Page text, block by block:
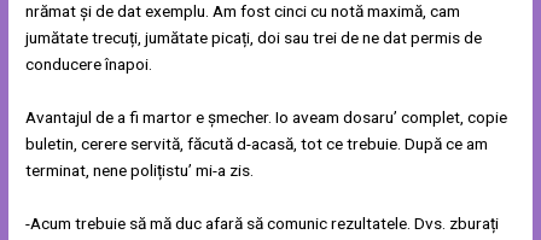
nrămat și de dat exemplu. Am fost cinci cu notă maximă, cam
jumătate trecuți, jumătate picați, doi sau trei de ne dat permis de
conducere înapoi.
Avantajul de a fi martor e șmecher. Io aveam dosaru’ complet, copie
buletin, cerere servită, făcută d-acasă, tot ce trebuie. După ce am
terminat, nene polițistu’ mi-a zis.
-Acum trebuie să mă duc afară să comunic rezultatele. Dvs. zburați